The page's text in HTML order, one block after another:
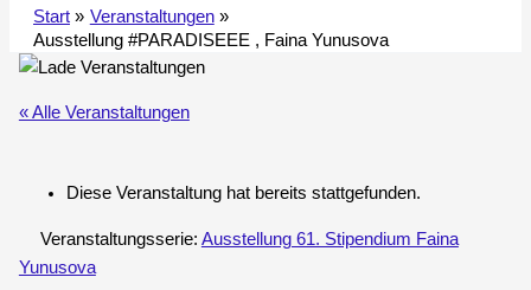
Start
Veranstaltungen
Ausstellung #PARADISEEE , Faina Yunusova
« Alle Veranstaltungen
Diese Veranstaltung hat bereits stattgefunden.
Veranstaltungsserie: Ausstellung 61. Stipendium Faina
Yunusova